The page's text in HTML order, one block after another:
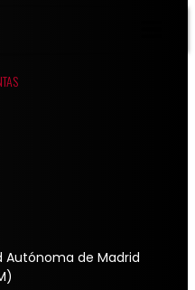
Autónoma de Madrid